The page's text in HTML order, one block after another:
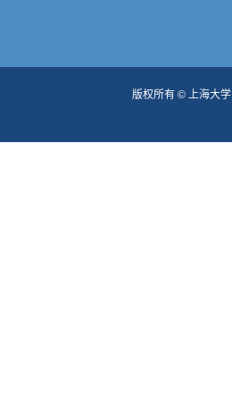
版权所有 © 上海大学